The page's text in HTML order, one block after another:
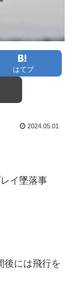
はてブ
2024.05.01
イ墜落事
後には飛行を